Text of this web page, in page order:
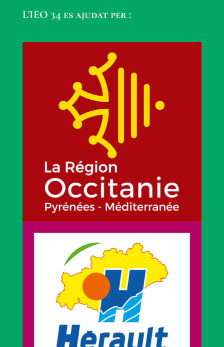
L'IEO 34 es ajudat per :